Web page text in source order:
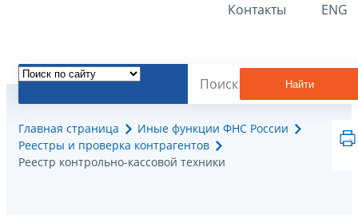
Контакты ENG
Найти
Главная страница
Иные функции ФНС России
Реестры и проверка контрагентов
Реестр контрольно-кассовой техники